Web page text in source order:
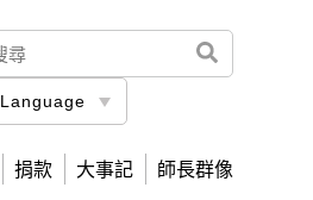
Language
捐款 大事記 師長群像